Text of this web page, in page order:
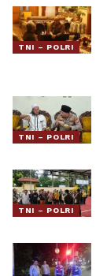
TNI – POLRI
TNI – POLRI
TNI – POLRI